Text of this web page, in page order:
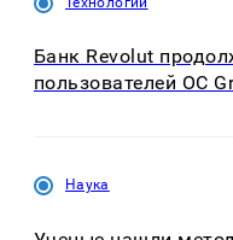
Банк Revolut
пользователей ОС
Наука